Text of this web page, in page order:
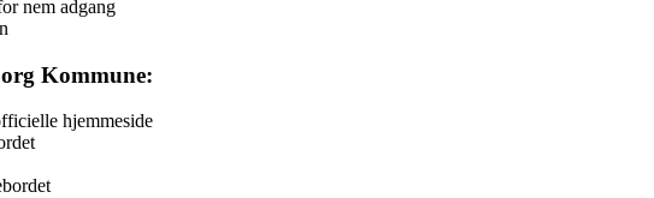
nem adgang
Kommune:
hjemmeside